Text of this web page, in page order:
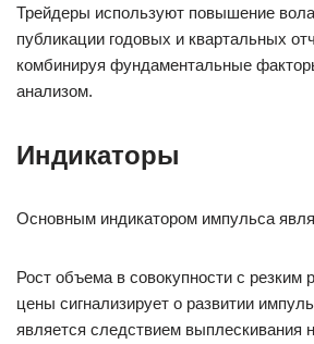
Трейдеры используют повышение
публикации годовых и квартальных
комбинируя фундаментальные
анализом.
Индикаторы
Основным индикатором импульса
Рост объема в совокупности с резким
цены сигнализирует о развитии
является следствием выплескивания